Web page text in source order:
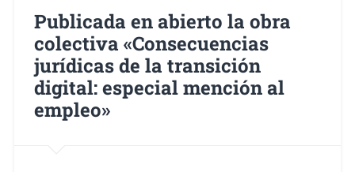
Publicada en abierto la obra
colectiva «Consecuencias
jurídicas de la transición
digital: especial mención al
empleo»